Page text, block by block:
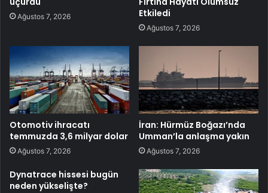
Ağustos 7, 2026
Etkiledi
Ağustos 7, 2026
Otomotiv ihracatı
temmuzda 3,6 milyar dolar
Ağustos 7, 2026
İran: Hürmüz Boğazı’nda
Umman’la anlaşma yakın
Ağustos 7, 2026
Dynatrace hissesi bugün
neden yükselişte?